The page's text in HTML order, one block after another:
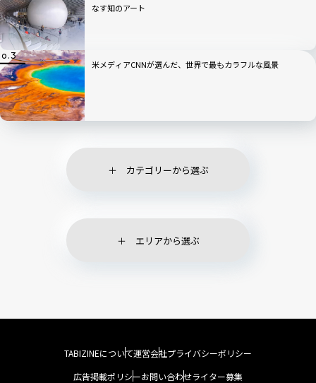
なす知のアート
米メディアCNNが選んだ、世界で最もカラフルな風景
カテゴリーから選ぶ
エリアから選ぶ
TABIZINEについて運営会社プライバシーポリシー
広告掲載ポリシーお問い合わせライター募集